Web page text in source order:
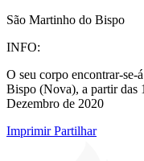
São Martinho do Bispo
INFO:
O seu corpo encontrar-
Bispo (Nova), a partir das
Dezembro de 2020
Imprimir Partilhar